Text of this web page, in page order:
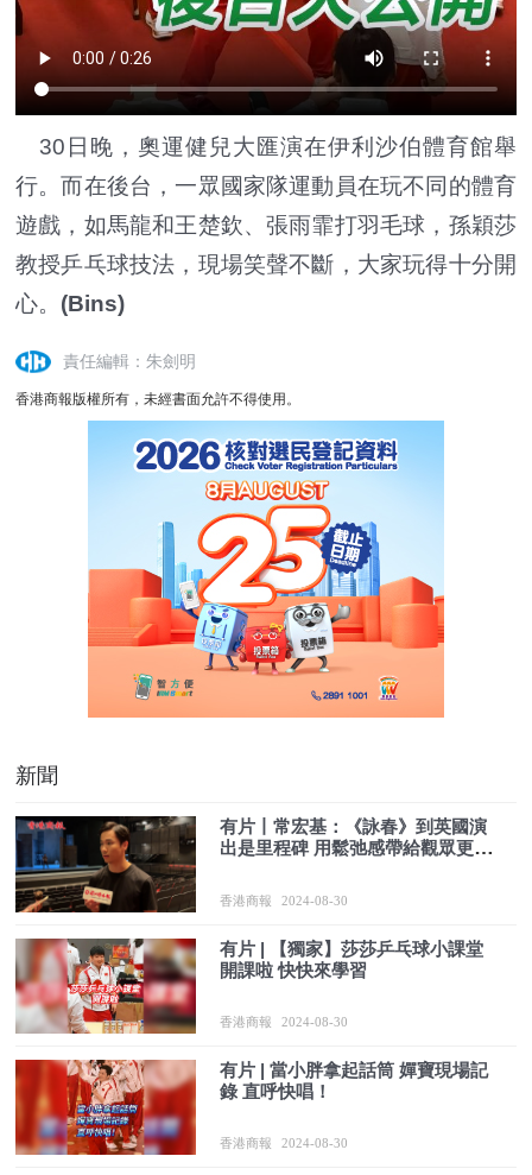
30日晚，奧運健兒大匯演在伊利沙伯體育館舉
行。而在後台，一眾國家隊運動員在玩不同的體育
遊戲，如馬龍和王楚欽、張雨霏打羽毛球，孫穎莎
教授乒乓球技法，現場笑聲不斷，大家玩得十分開
心。 (Bins)
責任編輯：朱劍明
香港商報版權所有，未經書面允許不得使用。
新聞
有片丨常宏基：《詠春》到英國演
出是里程碑 用鬆弛感帶給觀眾更好
香港商報 2024-08-30
有片 | 【獨家】莎莎乒乓球小課堂
開課啦 快快來學習
香港商報 2024-08-30
有片 | 當小胖拿起話筒 嬋寶現場記
錄 直呼快唱！
香港商報 2024-08-30